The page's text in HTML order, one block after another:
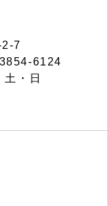
7
6124
・日